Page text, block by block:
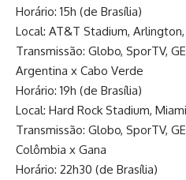
Horário: 15h (de Brasília)
Local: AT&T Stadium,
Transmissão: Globo, SporTV,
Argentina x Cabo Verde
Horário: 19h (de Brasília)
Local: Hard Rock Stadium,
Transmissão: Globo, SporTV,
Colômbia x Gana
Horário: 22h30 (de Brasília)